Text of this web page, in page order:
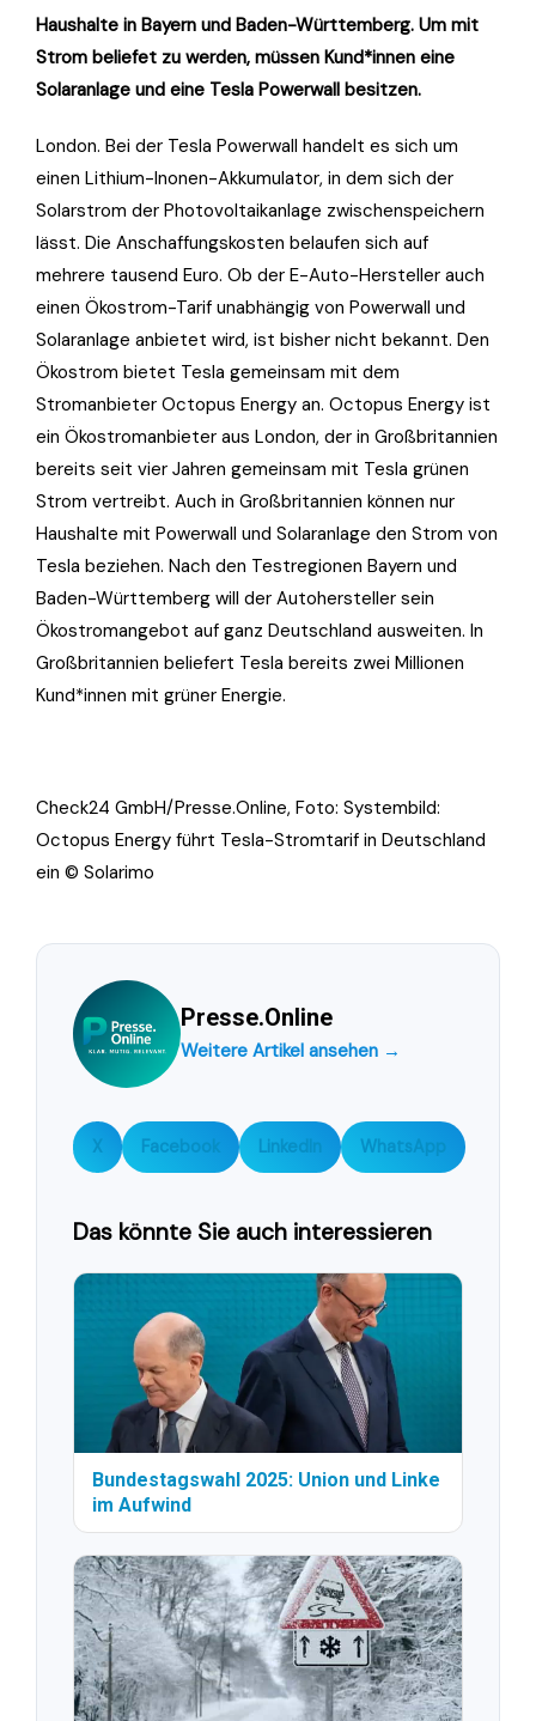
Haushalte in Bayern und Baden-Württemberg. Um mit
Strom beliefet zu werden, müssen Kund*innen eine
Solaranlage und eine Tesla Powerwall besitzen.
London. Bei der Tesla Powerwall handelt es sich um
einen Lithium-Inonen-Akkumulator, in dem sich der
Solarstrom der Photovoltaikanlage zwischenspeichern
lässt. Die Anschaffungskosten belaufen sich auf
mehrere tausend Euro. Ob der E-Auto-Hersteller auch
einen Ökostrom-Tarif unabhängig von Powerwall und
Solaranlage anbietet wird, ist bisher nicht bekannt. Den
Ökostrom bietet Tesla gemeinsam mit dem
Stromanbieter Octopus Energy an. Octopus Energy ist
ein Ökostromanbieter aus London, der in Großbritannien
bereits seit vier Jahren gemeinsam mit Tesla grünen
Strom vertreibt. Auch in Großbritannien können nur
Haushalte mit Powerwall und Solaranlage den Strom von
Tesla beziehen. Nach den Testregionen Bayern und
Baden-Württemberg will der Autohersteller sein
Ökostromangebot auf ganz Deutschland ausweiten. In
Großbritannien beliefert Tesla bereits zwei Millionen
Kund*innen mit grüner Energie.
Check24 GmbH/Presse.Online, Foto: Systembild:
Octopus Energy führt Tesla-Stromtarif in Deutschland
ein © Solarimo
Presse.Online
Weitere Artikel ansehen →
X Facebook LinkedIn WhatsApp
Das könnte Sie auch interessieren
Bundestagswahl 2025: Union und Linke
im Aufwind